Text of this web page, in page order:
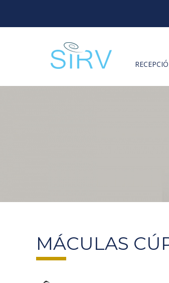
MÁCULAS